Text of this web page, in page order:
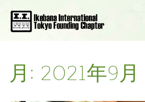
月: 2021年9月